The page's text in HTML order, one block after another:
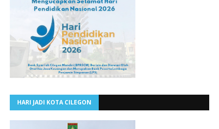
HARI JADI KOTA CILEGON